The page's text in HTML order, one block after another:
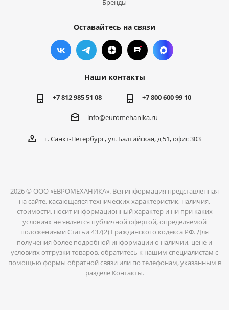
Бренды
Оставайтесь на связи
Наши контакты
+7 812 985 51 08 +7 800 600 99 10
info@euromehanika.ru
г. Санкт-Петербург, ул. Балтийская, д 51, офис 303
2026 © ООО «ЕВРОМЕХАНИКА». Вся информация представленная
на сайте, касающаяся технических характеристик, наличия,
стоимости, носит информационный характер и ни при каких
условиях не является публичной офертой, определяемой
положениями Статьи 437(2) Гражданского кодекса РФ. Для
получения более подробной информации о наличии, цене и
условиях отгрузки товаров, обратитесь к нашим специалистам с
помощью формы обратной связи или по телефонам, указанным в
разделе Контакты.